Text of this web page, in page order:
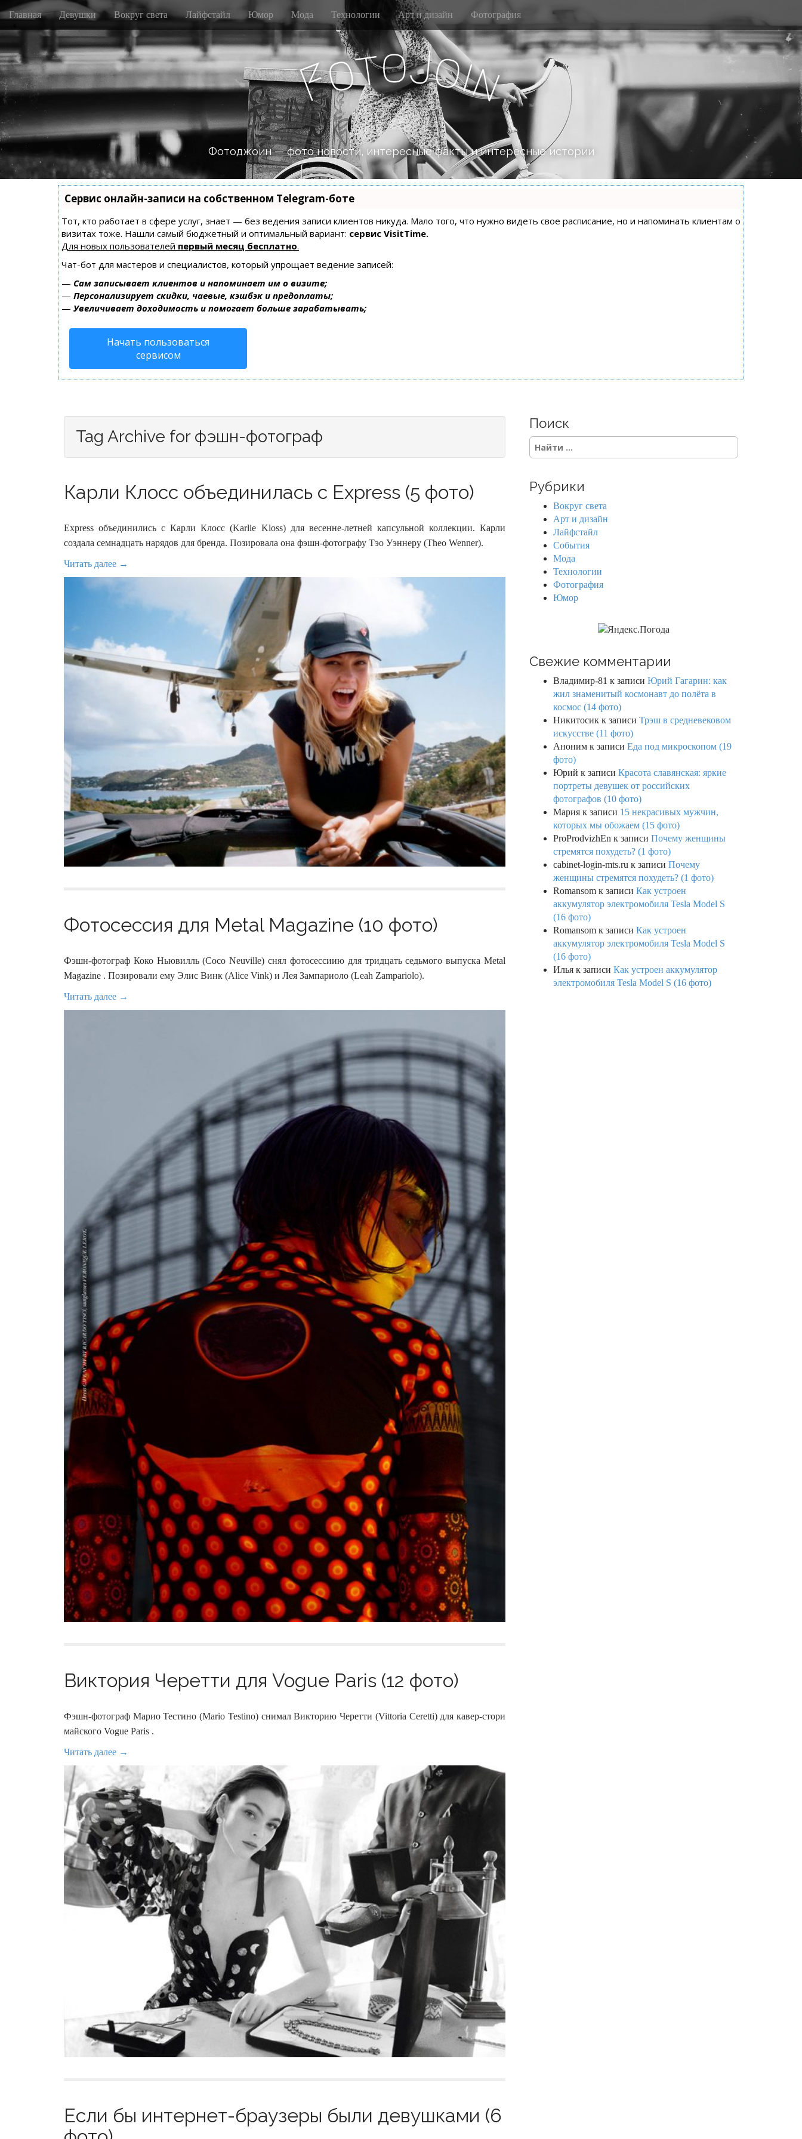
M
a
i
n
m
e
n
u
k
i
t
o
c
o
t
e
n
Главная Девушки Вокруг света Лайфстайл Юмор Мода Технологии Арт и дизайн Фотография
FotoJoi
n
Фотоджоин — фото новости, интересные факты и интересные истории
Сервис онлайн-записи на собственном Telegram-боте
Тот, кто работает в сфере услуг, знает — без ведения записи клиентов никуда. Мало того, что нужно видеть свое расписание, но и напоминать клиентам о
визитах тоже. Нашли самый бюджетный и оптимальный вариант: сервис VisitTime.
Для новых пользователей первый месяц бесплатно.
Чат-бот для мастеров и специалистов, который упрощает ведение записей:
— Сам записывает клиентов и напоминает им о визите;
— Персонализирует скидки, чаевые, кэшбэк и предоплаты;
— Увеличивает доходимость и помогает больше зарабатывать;
Начать пользоваться
сервисом
Tag Archive for фэшн-фотограф
Карли Клосс объединилась с Express (5 фото)
Express объединились с Карли Клосс (Karlie Kloss) для весенне-летней капсульной коллекции. Карли
создала семнадцать нарядов для бренда. Позировала она фэшн-фотографу Тэо Уэннеру (Theo Wenner).
Читать далее →
Фотосессия для Metal Magazine (10 фото)
Фэшн-фотограф Коко Ньювилль (Coco Neuville) снял фотосессиию для тридцать седьмого выпуска Metal
Magazine . Позировали ему Элис Винк (Alice Vink) и Лея Зампариоло (Leah Zampariolo).
Читать далее →
Виктория Черетти для Vogue Paris (12 фото)
Фэшн-фотограф Марио Тестино (Mario Testino) снимал Викторию Черетти (Vittoria Ceretti) для кавер-стори
майского Vogue Paris .
Читать далее →
Если бы интернет-браузеры были девушками (6
Поиск
S
e
c
Рубрики
Вокруг света
Арт и дизайн
Лайфстайл
События
Мода
Технологии
Фотография
Юмор
Свежие комментарии
Владимир-81 к записи Юрий Гагарин: как
жил знаменитый космонавт до полёта в
космос (14 фото)
Никитосик к записи Трэш в средневековом
искусстве (11 фото)
Аноним к записи Еда под микроскопом (19
фото)
Юрий к записи Красота славянская: яркие
портреты девушек от российских
фотографов (10 фото)
Мария к записи 15 некрасивых мужчин,
которых мы обожаем (15 фото)
ProProdvizhEn к записи Почему женщины
стремятся похудеть? (1 фото)
cabinet-login-mts.ru к записи Почему
женщины стремятся похудеть? (1 фото)
Romansom к записи Как устроен
аккумулятор электромобиля Tesla Model S
(16 фото)
Romansom к записи Как устроен
аккумулятор электромобиля Tesla Model S
(16 фото)
Илья к записи Как устроен аккумулятор
электромобиля Tesla Model S (16 фото)